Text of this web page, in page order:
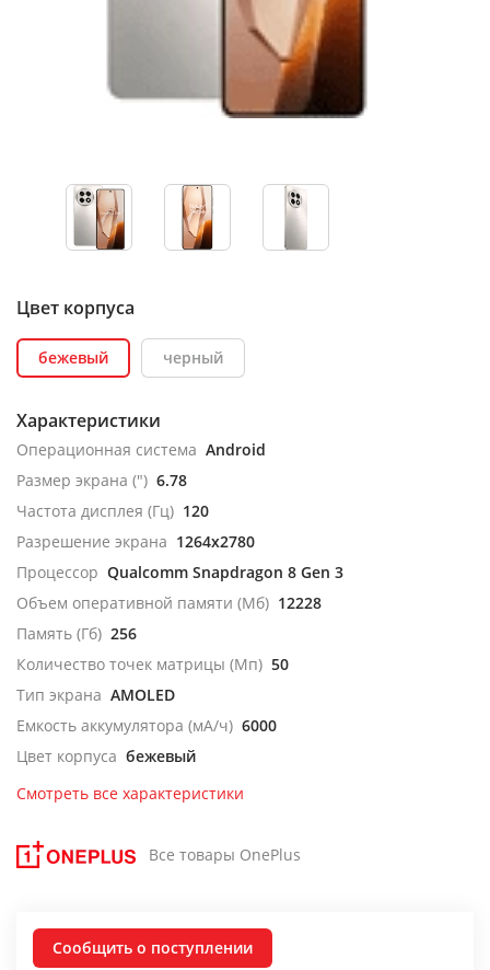
Цвет корпуса
бежевый черный
Характеристики
Операционная система Android
Размер экрана (") 6.78
Частота дисплея (Гц) 120
Разрешение экрана 1264x2780
Процессор Qualcomm Snapdragon 8 Gen 3
Объем оперативной памяти (Мб) 12228
Память (Гб) 256
Количество точек матрицы (Мп) 50
Тип экрана AMOLED
Емкость аккумулятора (мА/ч) 6000
Цвет корпуса бежевый
Смотреть все характеристики
Все товары OnePlus
Сообщить о поступлении